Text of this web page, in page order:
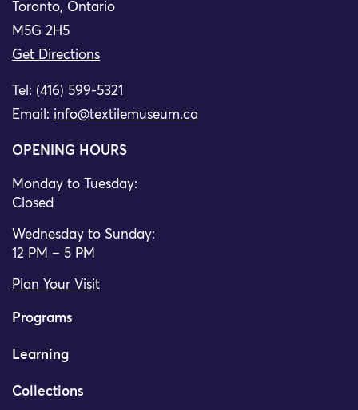
Toronto, Ontario
M5G 2H5
Get Directions
Tel: (416) 599-5321
Email: info@textilemuseum.ca
OPENING HOURS
Monday to Tuesday:
Closed
Wednesday to Sunday:
12 PM – 5 PM
Plan Your Visit
Programs
Learning
Collections